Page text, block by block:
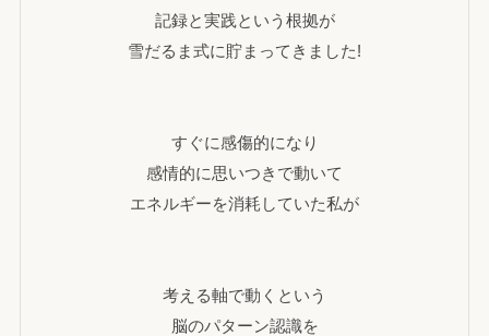
記録と実践という根拠が
雪だるま式に貯まってきました!
すぐに感傷的になり
感情的に思いつきで動いて
エネルギーを消耗していた私が
考える軸で動くという
脳のパターン認識を